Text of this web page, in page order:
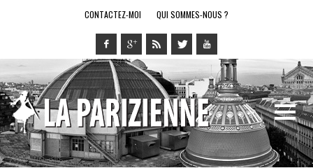
CONTACTEZ-MOI QUI SOMMES-NOUS ?